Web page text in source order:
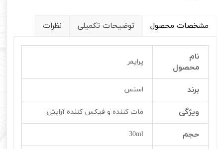
مشخصات محصول توضیحات تکمیلی نظرات
نام
محصول
پرایمر
برند اسنس
ویژگی مات کننده و فیکس کننده آرایش
حجم 30ml